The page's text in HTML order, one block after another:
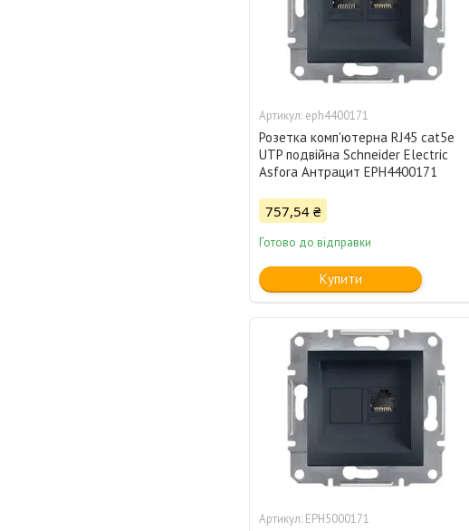
eph4400171
Розетка комп'ютерна RJ45 cat5e
UTP подвійна Schneider Electric
Asfora Антрацит EPH4400171
757,54 ₴
Готово до відправки
Купити
EPH5000171